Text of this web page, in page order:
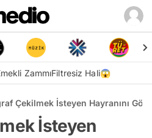
ZammıFiltresiz Hali😱
Çekilmek İsteyen Hayranını
İsteyen